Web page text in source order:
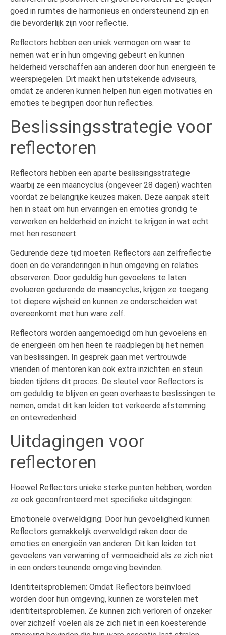
goed in ruimtes die harmonieus en ondersteunend zijn en
die bevorderlijk zijn voor reflectie.
Reflectors hebben een uniek vermogen om waar te
nemen wat er in hun omgeving gebeurt en kunnen
helderheid verschaffen aan anderen door hun energieën te
weerspiegelen. Dit maakt hen uitstekende adviseurs,
omdat ze anderen kunnen helpen hun eigen motivaties en
emoties te begrijpen door hun reflecties.
Beslissingsstrategie voor
reflectoren
Reflectors hebben een aparte beslissingsstrategie
waarbij ze een maancyclus (ongeveer 28 dagen) wachten
voordat ze belangrijke keuzes maken. Deze aanpak stelt
hen in staat om hun ervaringen en emoties grondig te
verwerken en helderheid en inzicht te krijgen in wat echt
met hen resoneert.
Gedurende deze tijd moeten Reflectors aan zelfreflectie
doen en de veranderingen in hun omgeving en relaties
observeren. Door geduldig hun gevoelens te laten
evolueren gedurende de maancyclus, krijgen ze toegang
tot diepere wijsheid en kunnen ze onderscheiden wat
overeenkomt met hun ware zelf.
Reflectors worden aangemoedigd om hun gevoelens en
de energieën om hen heen te raadplegen bij het nemen
van beslissingen. In gesprek gaan met vertrouwde
vrienden of mentoren kan ook extra inzichten en steun
bieden tijdens dit proces. De sleutel voor Reflectors is
om geduldig te blijven en geen overhaaste beslissingen te
nemen, omdat dit kan leiden tot verkeerde afstemming
en ontevredenheid.
Uitdagingen voor
reflectoren
Hoewel Reflectors unieke sterke punten hebben, worden
ze ook geconfronteerd met specifieke uitdagingen:
Emotionele overweldiging: Door hun gevoeligheid kunnen
Reflectors gemakkelijk overweldigd raken door de
emoties en energieën van anderen. Dit kan leiden tot
gevoelens van verwarring of vermoeidheid als ze zich niet
in een ondersteunende omgeving bevinden.
Identiteitsproblemen: Omdat Reflectors beïnvloed
worden door hun omgeving, kunnen ze worstelen met
identiteitsproblemen. Ze kunnen zich verloren of onzeker
over zichzelf voelen als ze zich niet in een koesterende